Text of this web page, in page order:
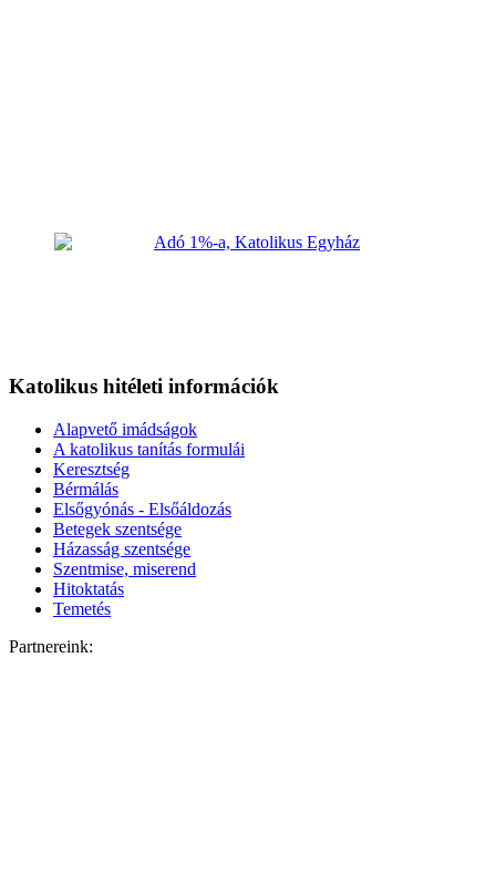
Katolikus hitéleti információk
Alapvető imádságok
A katolikus tanítás formulái
Keresztség
Bérmálás
Elsőgyónás - Elsőáldozás
Betegek szentsége
Házasság szentsége
Szentmise, miserend
Hitoktatás
Temetés
Partnereink: